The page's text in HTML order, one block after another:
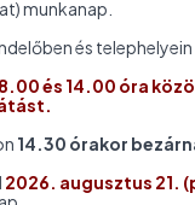
tér 3.
Bp.
tér 3.
Budapest,
munkanap.
és telephelyein
és 14.00 óra
14.30 órakor
2026. augusztus 21.